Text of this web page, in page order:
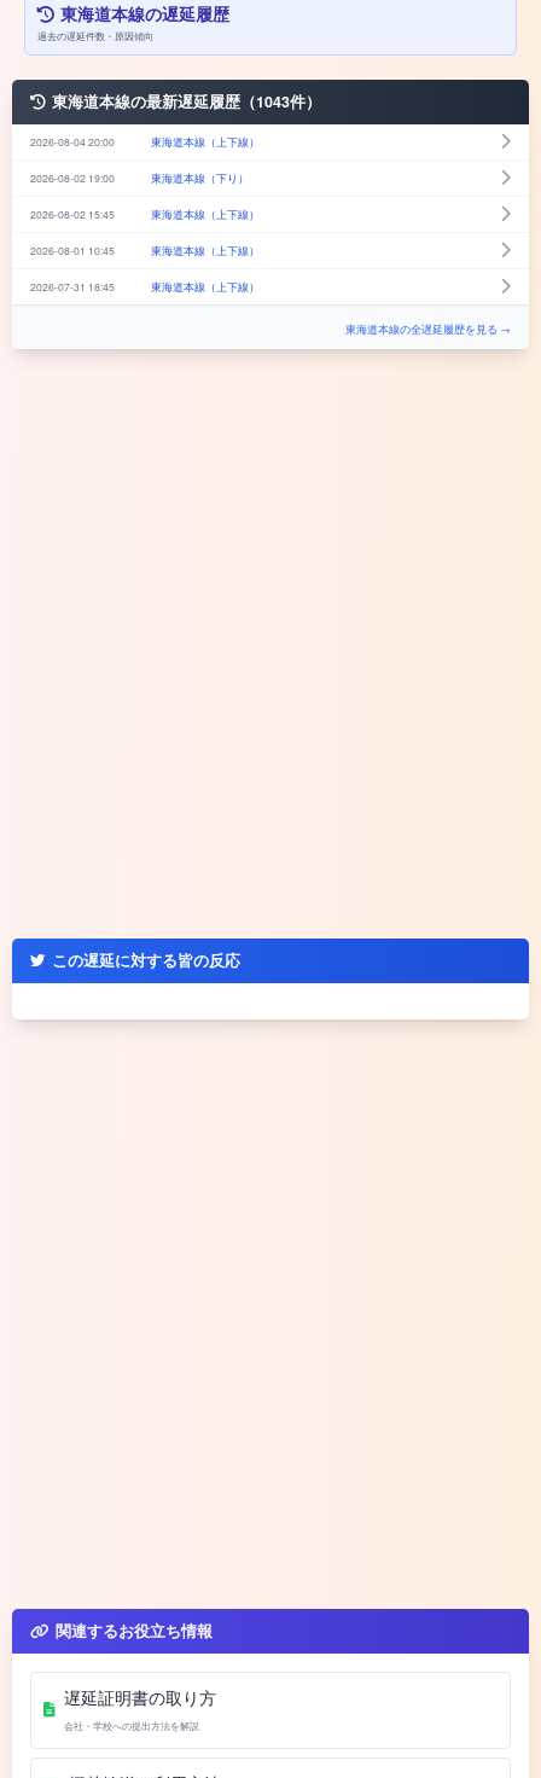
東海道本線の遅延履歴
過去の遅延件数・原因傾向
東海道本線の最新遅延履歴（1043件）
2026-08-04 20:00 東海道本線（上下線）
2026-08-02 19:00 東海道本線（下り）
2026-08-02 15:45 東海道本線（上下線）
2026-08-01 10:45 東海道本線（上下線）
2026-07-31 18:45 東海道本線（上下線）
東海道本線の全遅延履歴を見る →
この遅延に対する皆の反応
関連するお役立ち情報
遅延証明書の取り方
会社・学校への提出方法を解説